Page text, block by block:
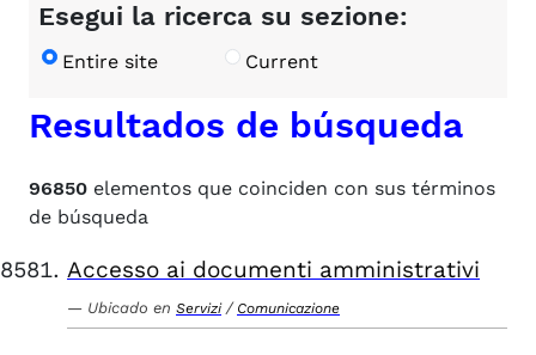
Esegui la ricerca su sezione:
Entire site Current
Resultados de búsqueda
96850 elementos que coinciden con sus términos
de búsqueda
Accesso ai documenti amministrativi
Ubicado en Servizi / Comunicazione